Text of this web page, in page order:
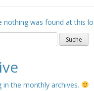
nothing was found at this
in the monthly archives.